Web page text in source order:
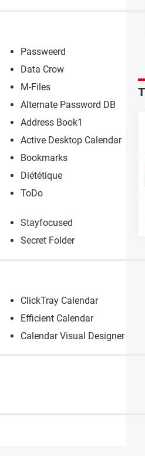
Passweerd
Data Crow
M-Files
Alternate Password DB
Address Book1
Active Desktop Calendar
Bookmarks
Diététique
ToDo
Stayfocused
Secret Folder
ClickTray Calendar
Efficient Calendar
Calendar Visual Designer